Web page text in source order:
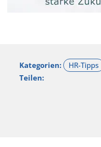
Kategorien:
Teilen: